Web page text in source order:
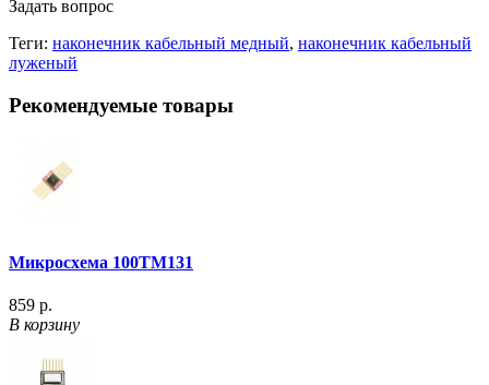
Задать вопрос
Теги: наконечник кабельный медный, наконечник кабельный
луженый
Рекомендуемые товары
Микросхема 100ТМ131
859 р.
В корзину